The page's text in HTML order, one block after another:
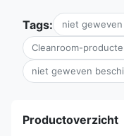
Tags: niet
Cleanroom-
niet geweven
Productoverzicht